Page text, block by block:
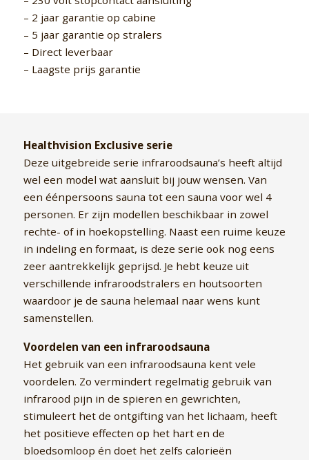
– 2 jaar garantie op cabine
– 5 jaar garantie op stralers
– Direct leverbaar
– Laagste prijs garantie
Healthvision Exclusive serie
Deze uitgebreide serie infraroodsauna’s heeft altijd
wel een model wat aansluit bij jouw wensen. Van
een éénpersoons sauna tot een sauna voor wel 4
personen. Er zijn modellen beschikbaar in zowel
rechte- of in hoekopstelling. Naast een ruime keuze
in indeling en formaat, is deze serie ook nog eens
zeer aantrekkelijk geprijsd. Je hebt keuze uit
verschillende infraroodstralers en houtsoorten
waardoor je de sauna helemaal naar wens kunt
samenstellen.
Voordelen van een infraroodsauna
Het gebruik van een infraroodsauna kent vele
voordelen. Zo vermindert regelmatig gebruik van
infrarood pijn in de spieren en gewrichten,
stimuleert het de ontgifting van het lichaam, heeft
het positieve effecten op het hart en de
bloedsomloop én doet het zelfs calorieën